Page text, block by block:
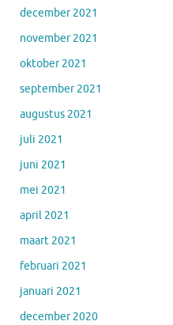
december 2021
november 2021
oktober 2021
september 2021
augustus 2021
juli 2021
juni 2021
mei 2021
april 2021
maart 2021
februari 2021
januari 2021
december 2020